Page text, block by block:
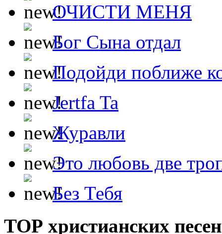
ОЧИСТИ МЕНЯ
Бог Сына отдал
Подойди поближе
Jertfa Ta
Журавли
Это любовь две
Без Тебя
ТОР христианских песен